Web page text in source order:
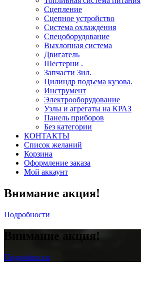
Сцепление
Сцепное устройство
Система охлаждения
Спецоборудование
Выхлопная система
Двигатель
Шестерни .
Запчасти Зил.
Цилиндр подъема кузова.
Инструмент
Электрооборудование
Узлы и агрегаты на КРАЗ
Панель приборов
Без категории
КОНТАКТЫ
Список желаний
Корзина
Оформление заказа
Мой аккаунт
Внимание акция!
Подробности
Внимание акция!
Подробности